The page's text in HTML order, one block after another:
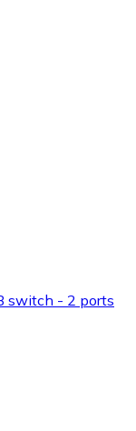
switch - 2 ports